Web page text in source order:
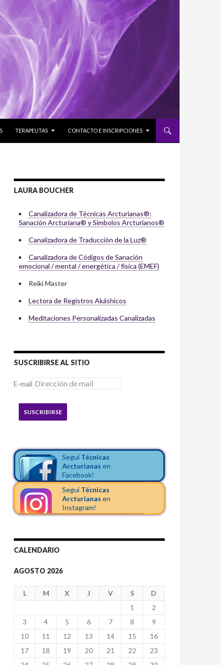
TERAPEUTAS CONTACTO E INSCRIPCIONES
LAURA BOUCHER
Canalizadora de Técnicas Arcturianas®:
Sanación Arcturiana® y Símbolos Arcturianos®
Canalizadora de Traducción de la Luz®
Canalizadora de Códigos de Sanación
emocional / mental / energética / física (EMEF)
Reiki Master
Lectora de Registros Akáshicos
Meditaciones Personalizadas Canalizadas
SUSCRIBIRSE AL SITIO
E-mail
SUSCRIBIRSE
Seguí Técnicas
Arcturianas en
Facebook!
SeguíTécnicas
Arcturianas en
Instagram!
CALENDARIO
AGOSTO 2026
L M X J V S D
1
2
3
4 5 6 7 8
9
10
11 12 13 14 15
16
17
18 19 20 21 22
23